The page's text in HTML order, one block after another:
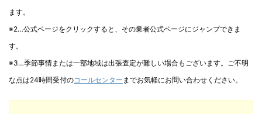
ます。
※2…公式ページをクリックすると、その業者公式ページにジャンプできま
す。
※3…季節事情または一部地域は出張査定が難しい場合もございます。ご不明
な点は24時間受付のコールセンター までお気軽にお問い合わせください。